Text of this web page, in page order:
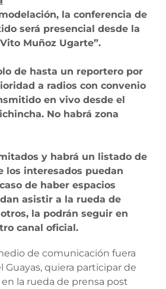
la conferencia de
será presencial desde la
Muñoz Ugarte”.
de hasta un reportero por
a radios con convenio
en vivo desde el
No habrá zona
y habrá un listado de
los interesados puedan
de haber espacios
asistir a la rueda de
la podrán seguir en
canal oficial.
de comunicación fuera
Guayas, quiera participar de
la rueda de prensa post